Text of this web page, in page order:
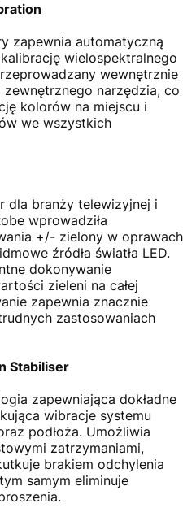
zapewnia automatyczną
wielospektralnego
wewnętrznie
narzędzia, co
kolorów na miejscu i
we wszystkich
dla branży telewizyjnej i
wprowadziła
+/- zielony w oprawach
źródła światła LED.
dokonywanie
zieleni na całej
zapewnia znacznie
zastosowaniach
Stabiliser
zapewniająca dokładne
wibracje systemu
podłoża. Umożliwia
zatrzymaniami,
brakiem odchylenia
samym eliminuje